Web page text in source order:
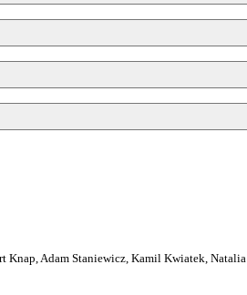
Knap, Adam Staniewicz, Kamil Kwiatek,